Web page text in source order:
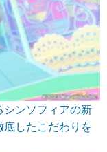
シンソフィアの新
したこだわりを